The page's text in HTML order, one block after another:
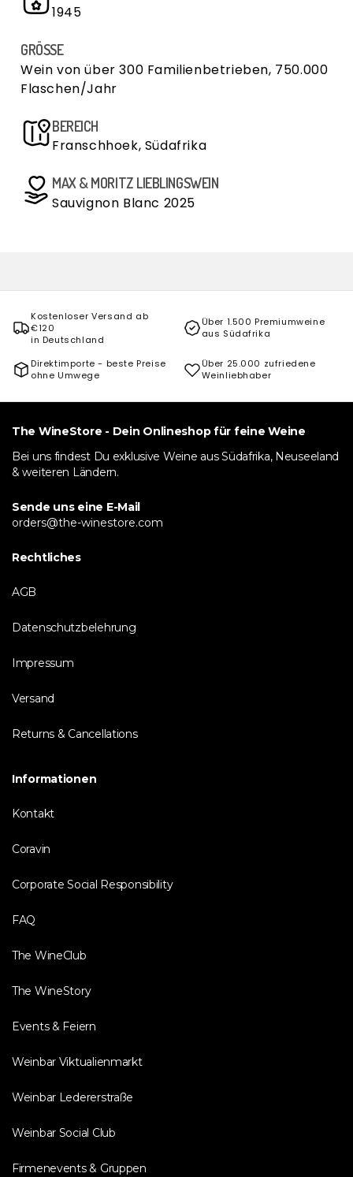
1945
GRÖSSE
Wein von über 300 Familienbetrieben, 750.000
Flaschen/Jahr
BEREICH
Franschhoek, Südafrika
MAX & MORITZ LIEBLINGSWEIN
Sauvignon Blanc 2025
Kostenloser Versand ab
€120
in Deutschland
Über 1.500 Premiumweine
aus Südafrika
Direktimporte - beste Preise
ohne Umwege
Über 25.000 zufriedene
Weinliebhaber
The WineStore - Dein Onlineshop für feine Weine
Bei uns findest Du exklusive Weine aus Südafrika, Neuseeland
& weiteren Ländern.
Sende uns eine E-Mail
orders@the-winestore.com
Rechtliches
AGB
Datenschutzbelehrung
Impressum
Versand
Returns & Cancellations
Informationen
Kontakt
Coravin
Corporate Social Responsibility
FAQ
The WineClub
The WineStory
Events & Feiern
Weinbar Viktualienmarkt
Weinbar Ledererstraße
Weinbar Social Club
Firmenevents & Gruppen